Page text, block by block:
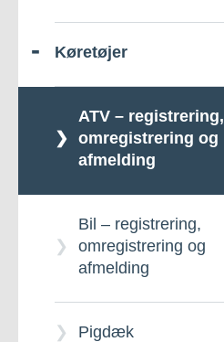
Køretøjer
ATV – registrering,
omregistrering og
afmelding
Bil – registrering,
omregistrering og
afmelding
Pigdæk